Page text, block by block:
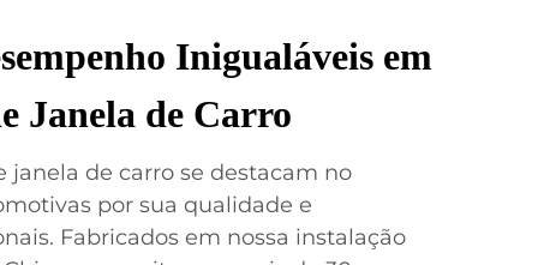
Inigualáveis em
Janela de Carro
janela de carro se destacam no
por sua qualidade e
Fabricados em nossa instalação